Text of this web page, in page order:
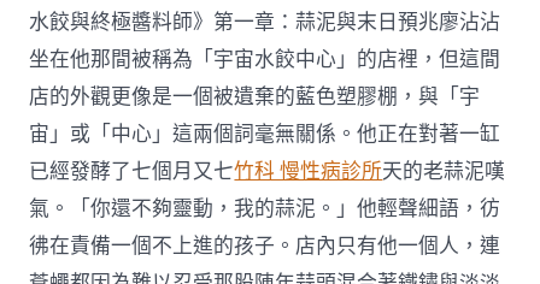
水餃與終極醬料師》第一章：蒜泥與末日預兆廖沾沾
坐在他那間被稱為「宇宙水餃中心」的店裡，但這間
店的外觀更像是一個被遺棄的藍色塑膠棚，與「宇
宙」或「中心」這兩個詞毫無關係。他正在對著一缸
已經發酵了七個月又七竹科 慢性病診所天的老蒜泥嘆
氣。「你還不夠靈動，我的蒜泥。」他輕聲細語，彷
彿在責備一個不上進的孩子。店內只有他一個人，連